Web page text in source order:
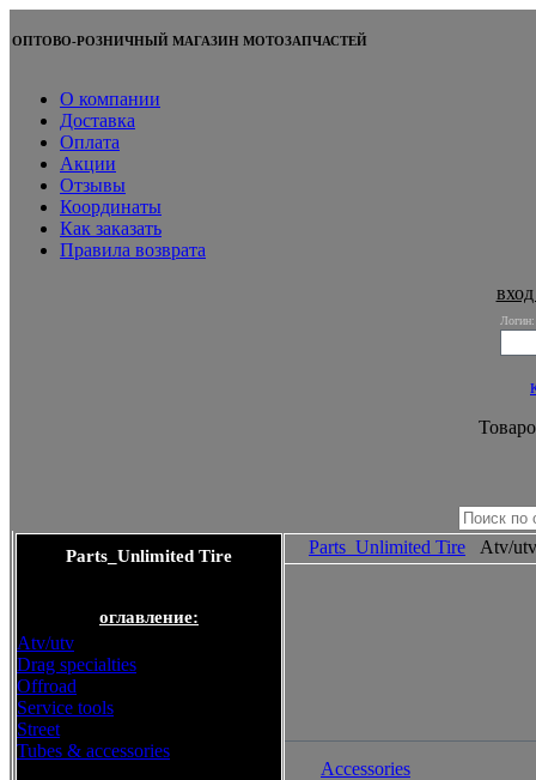
ОПТОВО-РОЗНИЧНЫЙ МАГАЗИН МОТОЗАПЧАСТЕЙ
О компании
Доставка
Оплата
Акции
Отзывы
Координаты
Как заказать
Правила возврата
Логин:
Parts_Unlimited Tire
оглавление:
Atv/utv
Drag specialties
Offroad
Service tools
Street
Tubes & accessories
Parts_Unlimited Tire Atv/utv
Accessories